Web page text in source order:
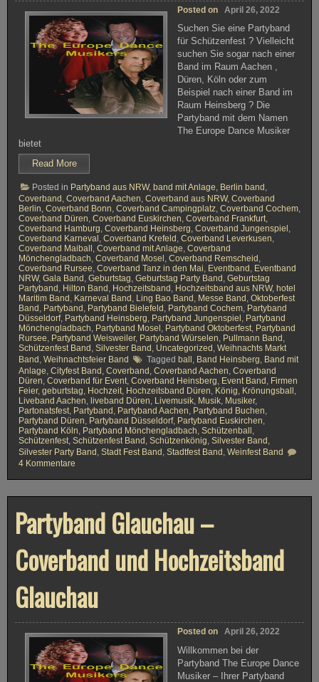
r
s
e
l
e
n
C
o
v
e
r
b
a
n
h
z
e
i
t
s
n
d
u
n
d
S
c
h
ü
t
z
e
n
f
s
t
a
n
Posted on April 26, 2022
Suchen Sie eine Partyband
für Schützenfest ? Vielleicht
suchen Sie sogar nach einer
Band im Raum Aachen ,
Düren, Köln oder zum
Beispiel nach einer Band im
Raum Heinsberg ? Die
Partyband mit dem Namen
The Europe Dance Musiker
bietet
Read More
Posted in Partyband aus NRW, band mit Anlage, Berlin band ,
Coverband , Coverband Aachen, Coverband aus NRW, Coverband
Berlin, Coverband Bonn, Coverband Campingplatz, Coverband Cochem,
Coverband Düren, Coverband Euskirchen, Coverband Frankfurt,
Coverband Hamburg, Coverband Heinsberg, Coverband Jungenspiel ,
Coverband Karneval , Coverband Krefeld , Coverband Leverkusen,
Coverband Maiball , Coverband mit Anlage, Coverband
Mönchengladbach, Coverband Mosel , Coverband Remscheid ,
Coverband Rursee, Coverband Tanz in den Mai, Eventband , Eventband
NRW, Gala Band , Geburtstag, Geburtstag Party Band , Geburtstag
Partyband , Hilton Band , Hochzeitsband , Hochzeitsband aus NRW, hotel
Maritim Band , Karneval Band , Ling Bao Band , Messe Band , Oktoberfest
Band , Partyband , Partyband Bielefeld , Partyband Cochem, Partyband
Düsseldorf, Partyband Heinsberg, Partyband Jungenspiel , Partyband
Mönchengladbach, Partyband Mosel , Partyband Oktoberfest, Partyband
Rursee, Partyband Weisweiler, Partyband Würselen, Pullmann Band ,
Schützenfest Band , Silvester Band , Uncategorized , Weihnachts Markt
Band , Weihnachtsfeier Band Tagged ball , Band Heinsberg, Band mit
Anlage, Cityfest Band , Coverband , Coverband Aachen, Coverband
Düren, Coverband für Event, Coverband Heinsberg, Event Band , Firmen
Feier, geburtstag, Hochzeit, Hochzeitsband Düren, König, Krönungsball ,
Liveband Aachen, liveband Düren, Livemusik, Musik, Musiker,
Partonatsfest, Partyband , Partyband Aachen, Partyband Buchen,
Partyband Düren, Partyband Düsseldorf, Partyband Euskirchen,
Partyband Köln, Partyband Mönchengladbach, Schützenball ,
Schützenfest, Schützenfest Band , Schützenkönig, Silvester Band ,
Silvester Party Band , Stadt Fest Band , Stadtfest Band , Weinfest Band
4 Kommentare
y
b
n
d
r
S
h
ü
t
z
e
n
Partyband Glauchau –
Coverband und Hochzeitsband
Glauchau
Posted on April 26, 2022
Willkommen bei der
Partyband The Europe Dance
Musiker – Ihrer Partyband